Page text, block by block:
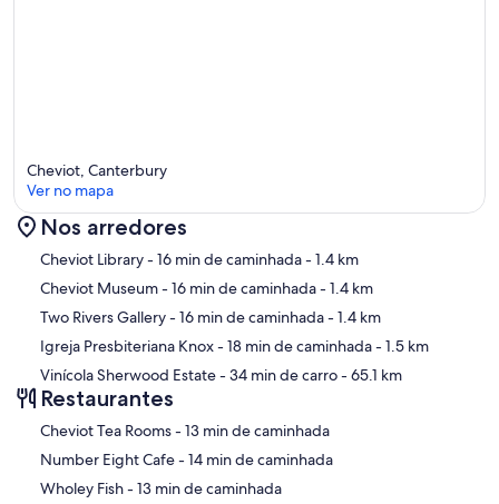
Mapa
Cheviot, Canterbury
Ver no mapa
Nos arredores
Cheviot Library- 16 min de caminhada- 1.4 km
Cheviot Museum- 16 min de caminhada- 1.4 km
Two Rivers Gallery- 16 min de caminhada- 1.4 km
Igreja Presbiteriana Knox- 18 min de caminhada- 1.5 km
Vinícola Sherwood Estate- 34 min de carro- 65.1 km
Restaurantes
‪Cheviot Tea Rooms - ‬13 min de caminhada
‪Number Eight Cafe - ‬14 min de caminhada
‪Wholey Fish - ‬13 min de caminhada